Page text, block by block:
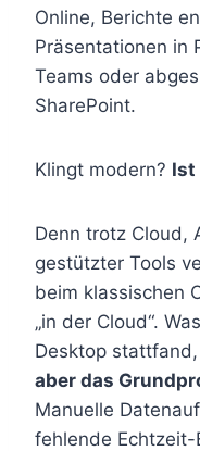
Online, Berichte
Präsentationen in
Teams oder
SharePoint.
Klingt modern? Ist
Denn trotz Cloud,
gestützter Tools
beim klassischen
„in der Cloud“.
Desktop
aber das
Manuelle
fehlende Echtzeit-